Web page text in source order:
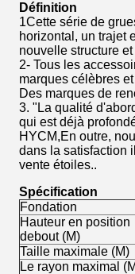
Définition
1Cette série de
horizontal, un trajet
nouvelle structure
2- Tous les
marques célèbres
Des marques de
3. "La qualité
qui est déjà
HYCM,En outre,
dans la satisfaction
vente étoiles..
Spécification
Fondation
Hauteur en position
debout (M)
Taille maximale (M)
Le rayon maximal